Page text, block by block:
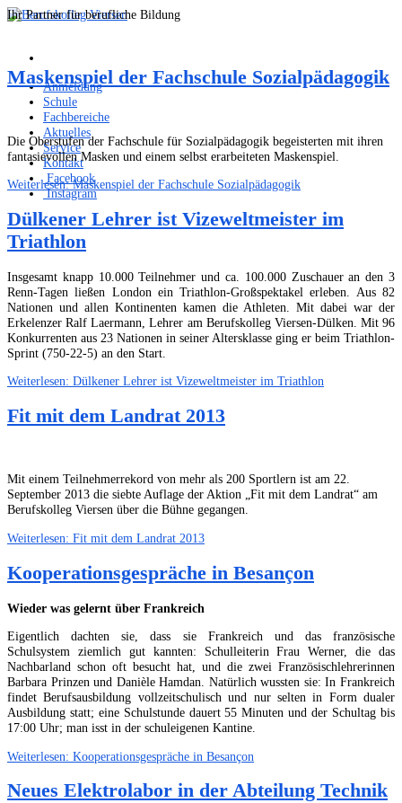
Ihr Partner für berufliche Bildung
Anmeldung
Schule
Fachbereiche
Aktuelles
Service
Kontakt
Facebook
Instagram
Maskenspiel der Fachschule Sozialpädagogik
Die Oberstufen der Fachschule für Sozialpädagogik begeisterten mit ihren
fantasievollen Masken und einem selbst erarbeiteten Maskenspiel.
Weiterlesen: Maskenspiel der Fachschule Sozialpädagogik
Dülkener Lehrer ist Vizeweltmeister im
Triathlon
Insgesamt knapp 10.000 Teilnehmer und ca. 100.000 Zuschauer an den 3
Renn-Tagen ließen London ein Triathlon-Großspektakel erleben. Aus 82
Nationen und allen Kontinenten kamen die Athleten. Mit dabei war der
Erkelenzer Ralf Laermann, Lehrer am Berufskolleg Viersen-Dülken. Mit 96
Konkurrenten aus 23 Nationen in seiner Altersklasse ging er beim Triathlon-
Sprint (750-22-5) an den Start.
Weiterlesen: Dülkener Lehrer ist Vizeweltmeister im Triathlon
Fit mit dem Landrat 2013
Mit einem Teilnehmerrekord von mehr als 200 Sportlern ist am 22.
September 2013 die siebte Auflage der Aktion „Fit mit dem Landrat“ am
Berufskolleg Viersen über die Bühne gegangen.
Weiterlesen: Fit mit dem Landrat 2013
Kooperationsgespräche in Besançon
Wieder was gelernt über Frankreich
Eigentlich dachten sie, dass sie Frankreich und das französische
Schulsystem ziemlich gut kannten: Schulleiterin Frau Werner, die das
Nachbarland schon oft besucht hat, und die zwei Französischlehrerinnen
Barbara Prinzen und Danièle Hamdan. Natürlich wussten sie: In Frankreich
findet Berufsausbildung vollzeitschulisch und nur selten in Form dualer
Ausbildung statt; eine Schulstunde dauert 55 Minuten und der Schultag bis
17:00 Uhr; man isst in der schuleigenen Kantine.
Weiterlesen: Kooperationsgespräche in Besançon
Neues Elektrolabor in der Abteilung Technik